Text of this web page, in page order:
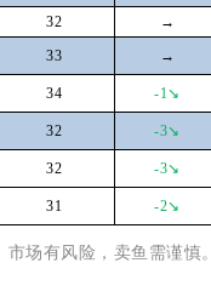
32
→
33 →
34 -1↘
32 -3↘
32 -3↘
31 -2↘
市场有风险，卖鱼需谨慎。